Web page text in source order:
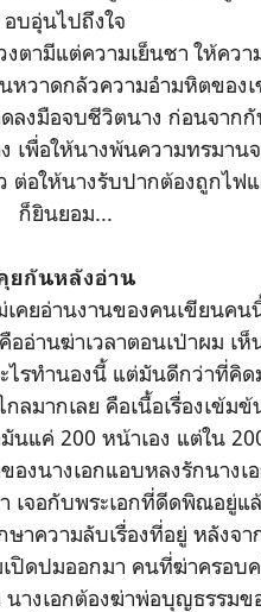
อบอุ่นไปถึงใจ
ตามีแต่ความเย็นชา ให้ควา
หวาดกลัวความอำมหิตของเ
ดลงมือจบชีวิตนาง ก่อนจา
เพื่อให้นางพ้นความทรมาน
ต่อให้นางรับปากต้องถูกไ
ก็ยินยอม...
ยกันหลังอ่าน
คยอ่านงานของคนเขียนคน
อ่านฆ่าเวลาตอนเป่าผม เ
ไรทำนองนี้ แต่มันดีกว่าที่คิด
ลมากเลย คือเนื้อเรื่องเข้ม
นแค่ 200 หน้าเอง แต่ใน
งนางเอกแอบหลงรักนางเ
เจอกับพระเอกที่ดีดพิณอยู่
าความลับเรื่องที่อยู่ หลังจ
เปิดปมออกมา คนที่ฆ่าครอบ
งเอกต้องฆ่าพ่อบุญธรรมข